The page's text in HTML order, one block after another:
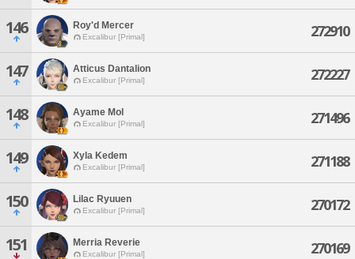
146 Roy'd Mercer
Excalibur [Primal] 272910
147 Atticus Dantalion
Excalibur [Primal] 272227
148 Ayame Mol
Excalibur [Primal] 271496
149 Xyla Kedem
Excalibur [Primal] 271188
150 Lilac Ryuuen
Excalibur [Primal] 270172
151 Merria Reverie
Excalibur [Primal] 270169